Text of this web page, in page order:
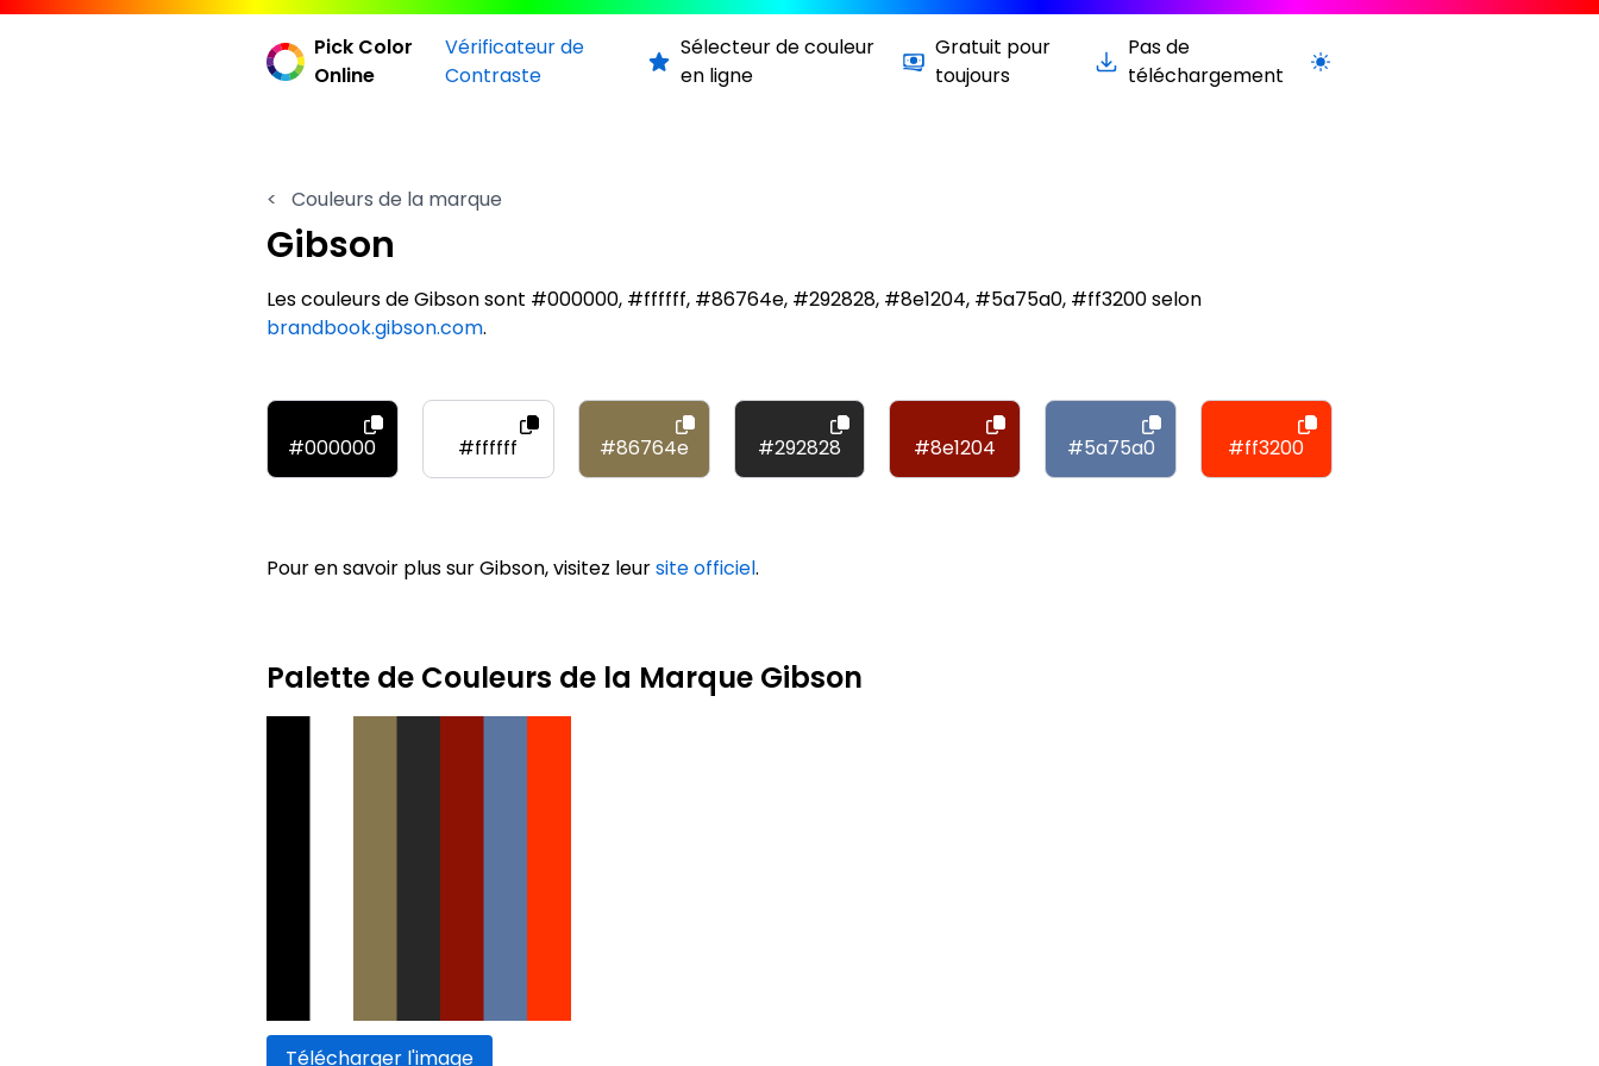
Pick Color
Online
Vérificateur de
Contraste
Sélecteur de couleur
en ligne
Gratuit pour
toujours
Pas de
téléchargement
Passer à la version claire / sombre
< Couleurs de la marque
Gibson
Les couleurs de Gibson sont #000000, #ffffff, #86764e, #292828, #8e1204, #5a75a0, #ff3200 selon
brandbook.gibson.com.
#000000 #ffffff #86764e #292828 #8e1204 #5a75a0 #ff3200
Pour en savoir plus sur Gibson, visitez leursite officiel.
Palette de Couleurs de la Marque Gibson
Télécharger l'image